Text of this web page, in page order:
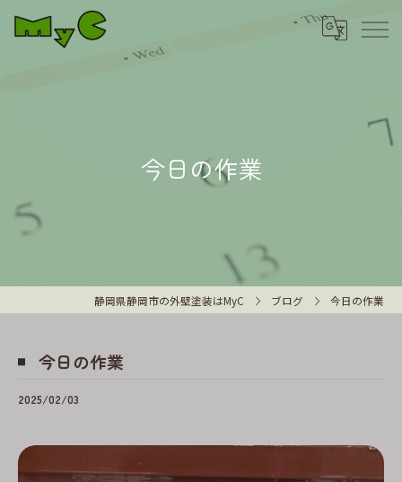
今日の作業
静岡県静岡市の外壁塗装はMyC ブログ 今日の作業
今日の作業
2025/02/03